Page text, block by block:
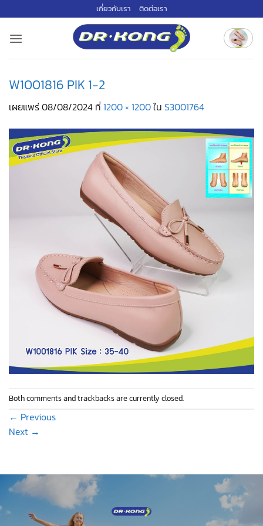
ไป
เกี่ยวกับเรา ติดต่อเรา
W1001816 PIK 1-2
เผยแพร่08/08/2024 ที่ 1200 × 1200ใน S3001764
Both comments and trackbacks are currently closed.
← Previous
Next →